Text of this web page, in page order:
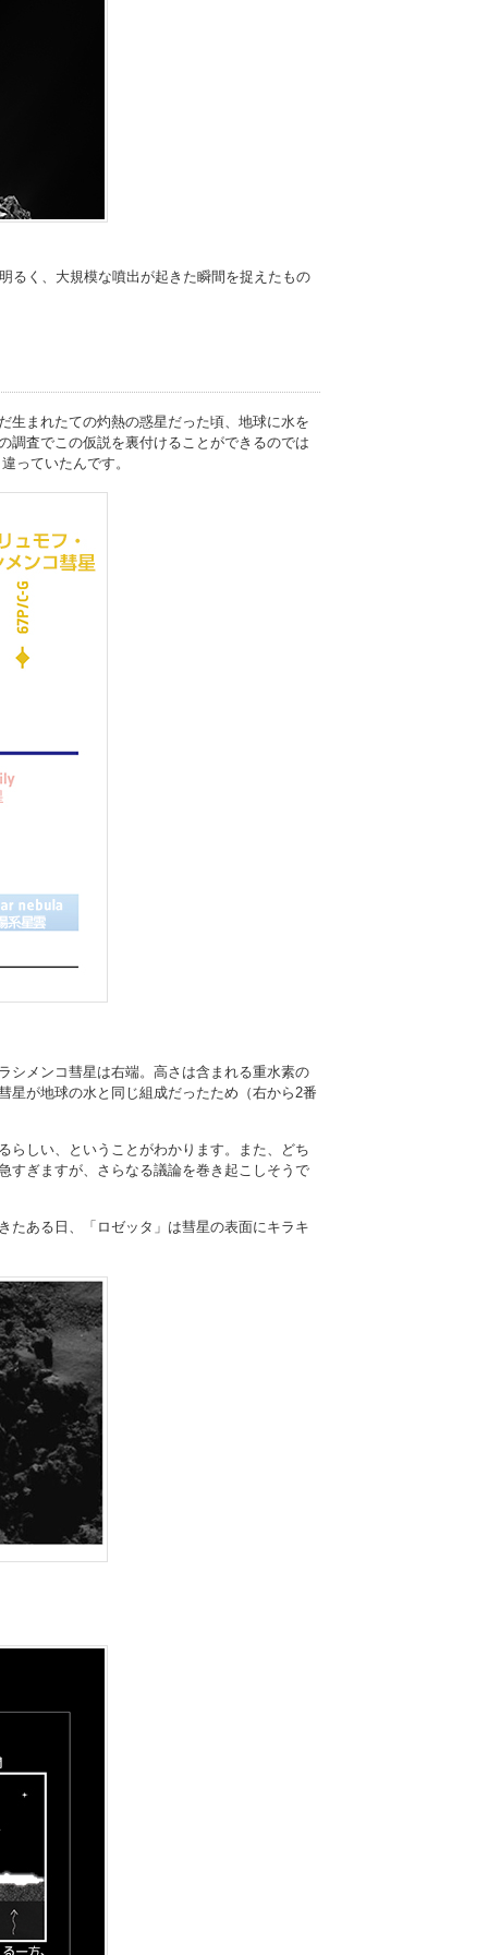
るく、大規模な噴出が起きた瞬間を捉えたもの
生まれたての灼熱の惑星だった頃、地球に水を
調査でこの仮説を裏付けることができるのでは
っていたんです。
シメンコ彗星は右端。高さは含まれる重水素の
星が地球の水と同じ組成だったため（右から2番
らしい、ということがわかります。また、どち
すぎますが、さらなる議論を巻き起こしそうで
たある日、「ロゼッタ」は彗星の表面にキラキ